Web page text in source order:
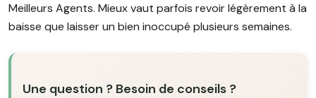
Meilleurs Agents. Mieux vaut parfois revoir légèrement à la
baisse que laisser un bien inoccupé plusieurs semaines.
Une question ? Besoin de conseils ?